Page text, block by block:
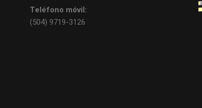
Teléfono móvil:
(504) 9719-3126